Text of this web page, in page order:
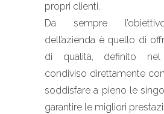
propri clienti.
Da sempre
dell’azienda è quello di
di qualità, definito
condiviso direttamente
soddisfare a pieno le
garantire le migliori